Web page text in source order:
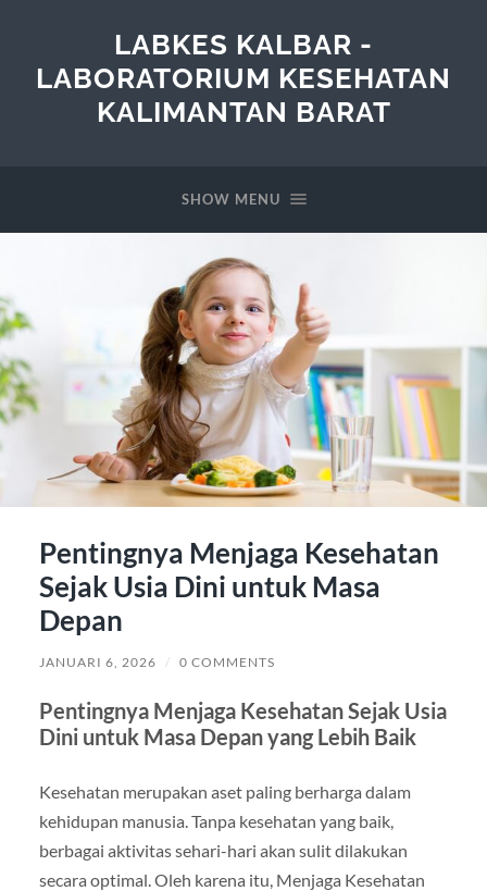
LABKES KALBAR -
LABORATORIUM KESEHATAN
KALIMANTAN BARAT
SHOW MENU
Pentingnya Menjaga Kesehatan
Sejak Usia Dini untuk Masa
Depan
JANUARI 6, 2026 / 0 COMMENTS
Pentingnya Menjaga Kesehatan Sejak Usia
Dini untuk Masa Depan yang Lebih Baik
Kesehatan merupakan aset paling berharga dalam
kehidupan manusia. Tanpa kesehatan yang baik,
berbagai aktivitas sehari-hari akan sulit dilakukan
secara optimal. Oleh karena itu, Menjaga Kesehatan